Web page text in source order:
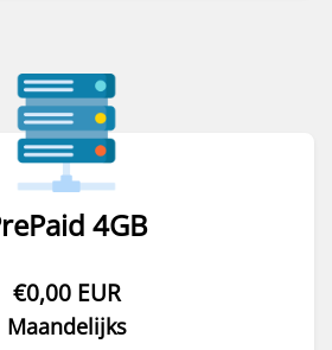
4GB
€0,00 EUR
Maandelijks